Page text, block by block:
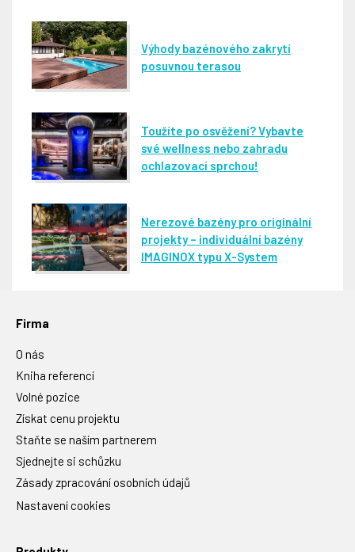
Výhody bazénového zakrytí
posuvnou terasou
Toužíte po osvěžení? Vybavte
své wellness nebo zahradu
ochlazovací sprchou!
Nerezové bazény pro originální
projekty – individuální bazény
IMAGINOX typu X-System
Firma
O nás
Kniha referencí
Volné pozice
Získat cenu projektu
Staňte se naším partnerem
Sjednejte si schůzku
Zásady zpracování osobních údajů
Nastavení cookies